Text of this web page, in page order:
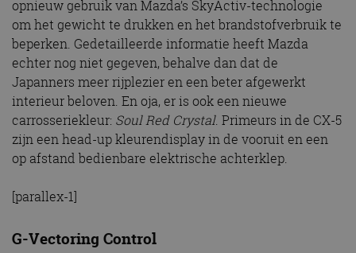
opnieuw gebruik van Mazda’s SkyActiv-technologie
om het gewicht te drukken en het brandstofverbruik te
beperken. Gedetailleerde informatie heeft Mazda
echter nog niet gegeven, behalve dan dat de
Japanners meer rijplezier en een beter afgewerkt
interieur beloven. En oja, er is ook een nieuwe
carrosseriekleur: Soul Red Crystal. Primeurs in de CX-5
zijn een head-up kleurendisplay in de vooruit en een
op afstand bedienbare elektrische achterklep.
[parallex-1]
G-Vectoring Control